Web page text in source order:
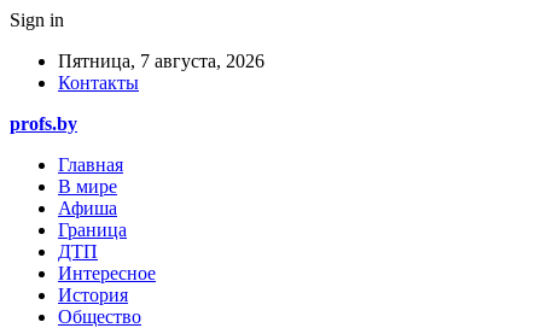
Sign in
Пятница, 7 августа, 2026
Контакты
profs.by
Главная
В мире
Афиша
Граница
ДТП
Интересное
История
Общество